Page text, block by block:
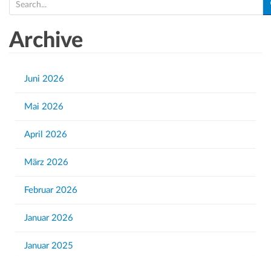
e
rArchive
Juni 2026
Mai 2026
April 2026
März 2026
Februar 2026
Januar 2026
Januar 2025